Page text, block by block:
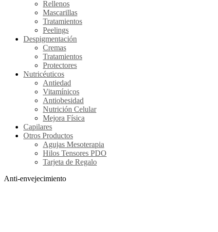
Rellenos
Mascarillas
Tratamientos
Peelings
Despigmentación
Cremas
Tratamientos
Protectores
Nutricéuticos
Antiedad
Vitamínicos
Antiobesidad
Nutrición Celular
Mejora Física
Capilares
Otros Productos
Agujas Mesoterapia
Hilos Tensores PDO
Tarjeta de Regalo
Anti-envejecimiento